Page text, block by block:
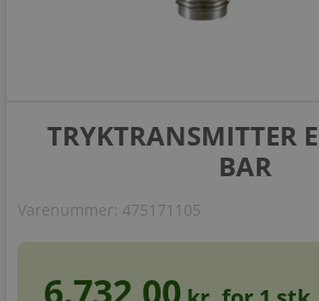
TRYKTRANSMITTER
BAR
Varenummer: 475171105